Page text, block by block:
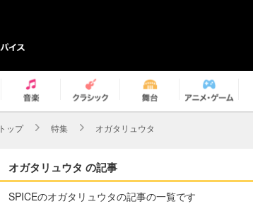
トップ 特集 オガタリュウタ
オガタリュウタ の記事
SPICEのオガタリュウタの記事の一覧です